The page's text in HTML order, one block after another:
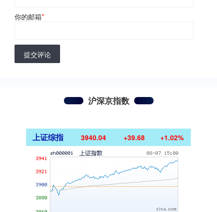
你的邮箱*
提交评论
沪深京指数
上证综指 3940.04 +39.68 +1.02%